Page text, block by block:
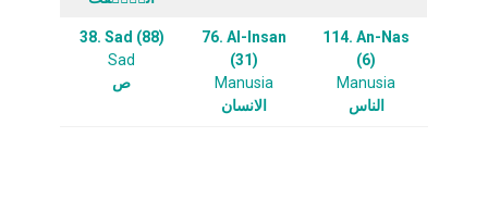
38. Sad (88)
Sad
ص
76. Al-Insan
(31)
Manusia
الانسان
114. An-Nas
(6)
Manusia
الناس